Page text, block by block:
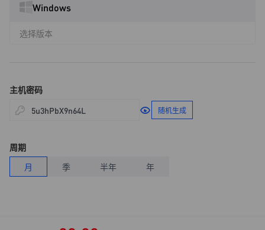
Windows
选择版本
主机密码
随机生成
周期
月
季 半年 年